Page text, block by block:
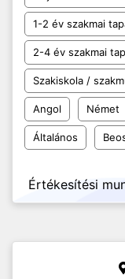
1-2 év szakmai
2-4 év szakmai
Szakiskola /
Angol Német
Általános
Értékesítési